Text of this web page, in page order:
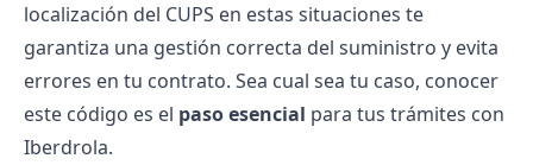
localización del CUPS en estas situaciones te
garantiza una gestión correcta del suministro y evita
errores en tu contrato. Sea cual sea tu caso, conocer
este código es el paso esencial para tus trámites con
Iberdrola.